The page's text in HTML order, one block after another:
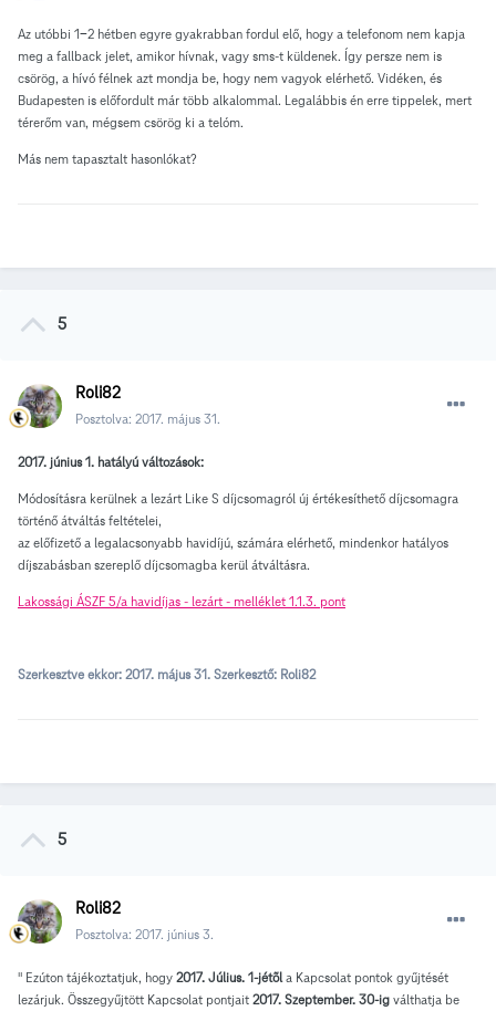
Az utóbbi 1-2 hétben egyre gyakrabban fordul elő, hogy a telefonom nem kapja
meg a fallback jelet, amikor hívnak, vagy sms-t küldenek. Így persze nem is
csörög, a hívó félnek azt mondja be, hogy nem vagyok elérhető. Vidéken, és
Budapesten is előfordult már több alkalommal. Legalábbis én erre tippelek, mert
térerőm van, mégsem csörög ki a telóm.
Más nem tapasztalt hasonlókat?
5
Roli82
Posztolva: 2017. május 31.
2017. június 1. hatályú változások:
Módosításra kerülnek a lezárt Like S díjcsomagról új értékesíthető díjcsomagra
történő átváltás feltételei,
az előfizető a legalacsonyabb havidíjú, számára elérhető, mindenkor hatályos
díjszabásban szereplő díjcsomagba kerül átváltásra.
Lakossági ÁSZF 5/a havidíjas - lezárt - melléklet 1.1.3. pont
Szerkesztve ekkor: 2017. május 31. Szerkesztő: Roli82
5
Roli82
Posztolva: 2017. június 3.
" Ezúton tájékoztatjuk, hogy 2017. Július. 1-jétõl a Kapcsolat pontok gyűjtését
lezárjuk. Összegyűjtött Kapcsolat pontjait 2017. Szeptember. 30-ig válthatja be